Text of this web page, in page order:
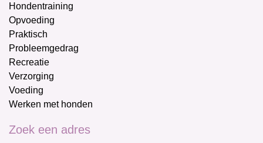
Hondentraining
Opvoeding
Praktisch
Probleemgedrag
Recreatie
Verzorging
Voeding
Werken met honden
Zoek een adres